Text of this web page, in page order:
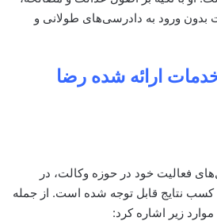
ورود به دادرسی‌های طولانی و
ارائه شده رضا
فعالیت خود در حوزه وکالت، در
کسب نتایج قابل توجه شده است. از جمله
زیر اشاره کرد: